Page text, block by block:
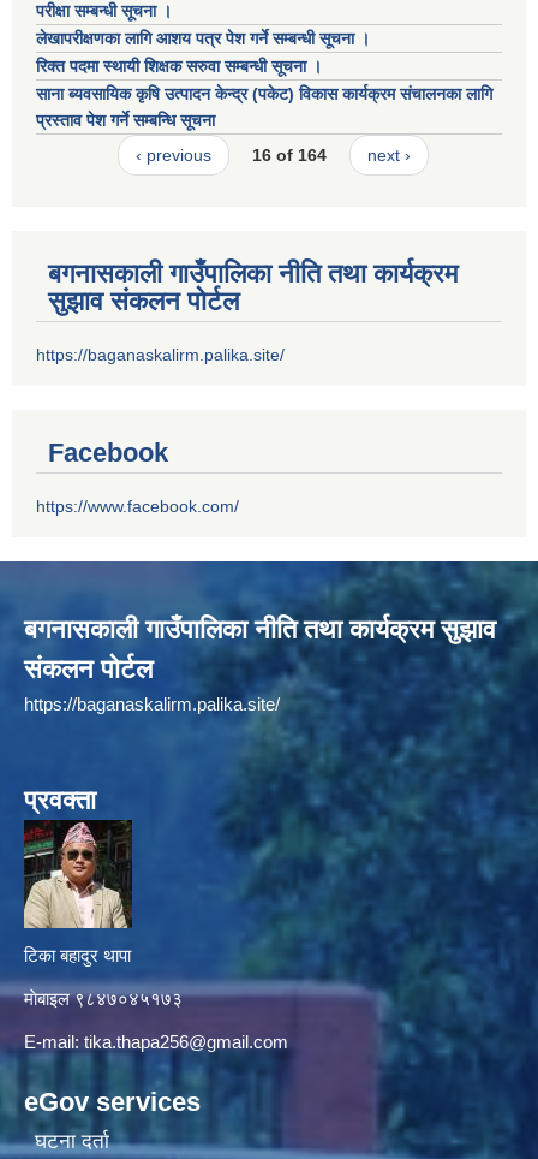
परीक्षा सम्बन्धी सूचना ।
लेखापरीक्षणका लागि आशय पत्र पेश गर्ने सम्बन्धी सूचना ।
रिक्त पदमा स्थायी शिक्षक सरुवा सम्बन्धी सूचना ।
साना ब्यवसायिक कृषि उत्पादन केन्द्र (पकेट) विकास कार्यक्रम संचालनका लागि
प्रस्ताव पेश गर्ने सम्बन्धि सूचना
‹ previous
16 of 164 next ›
बगनासकाली गाउँपालिका नीति तथा कार्यक्रम
सुझाव संकलन पोर्टल
https://baganaskalirm.palika.site/
Facebook
https://www.facebook.com/
बगनासकाली गाउँपालिका नीति तथा कार्यक्रम सुझाव
संकलन पोर्टल
https://baganaskalirm.palika.site/
प्रवक्ता
टिका बहादुर थापा
माे‍बाइल ९८४७०४५१७३
E-mail: tika.thapa256@gmail.com
eGov services
घटना दर्ता